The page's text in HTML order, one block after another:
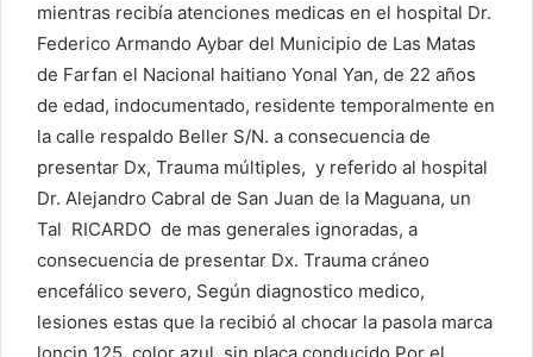
mientras recibía atenciones medicas en el hospital Dr.
Federico Armando Aybar del Municipio de Las Matas
de Farfan el Nacional haitiano Yonal Yan, de 22 años
de edad, indocumentado, residente temporalmente en
la calle respaldo Beller S/N. a consecuencia de
presentar Dx, Trauma múltiples, y referido al hospital
Dr. Alejandro Cabral de San Juan de la Maguana, un
Tal RICARDO de mas generales ignoradas, a
consecuencia de presentar Dx. Trauma cráneo
encefálico severo, Según diagnostico medico,
lesiones estas que la recibió al chocar la pasola marca